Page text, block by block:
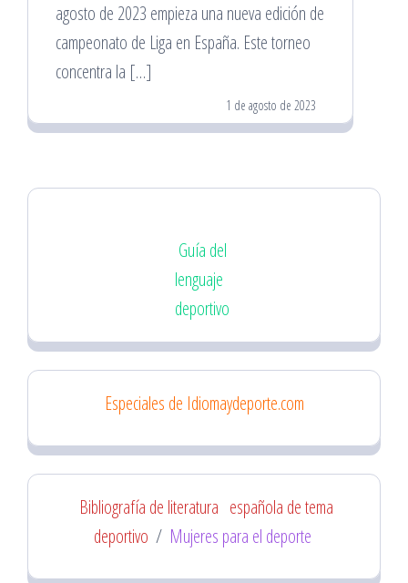
agosto de 2023 empieza una nueva edición de
campeonato de Liga en España. Este torneo
concentra la […]
1 de agosto de 2023
Guía del
lenguaje
deportivo
Especiales de Idiomaydeporte.com
Bibliografía de literatura española de tema
deportivo / Mujeres para el deporte